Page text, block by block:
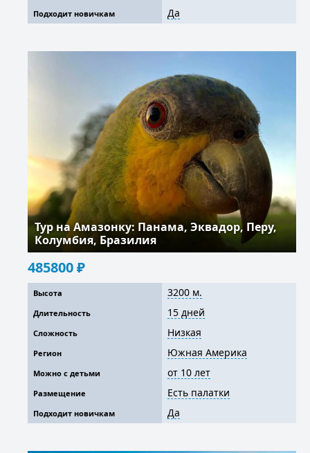
Подходит новичкам Да
Тур на Амазонку: Панама, Эквадор, Перу,
Колумбия, Бразилия
485800₽
Высота 3200 м.
Длительность 15 дней
Сложность Низкая
Регион Южная Америка
Можно с детьми от 10 лет
Размещение Есть палатки
Подходит новичкам Да